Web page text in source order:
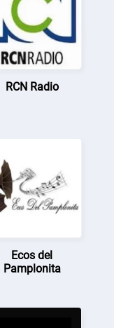
RCN Radio
Ecos del
Pamplonita